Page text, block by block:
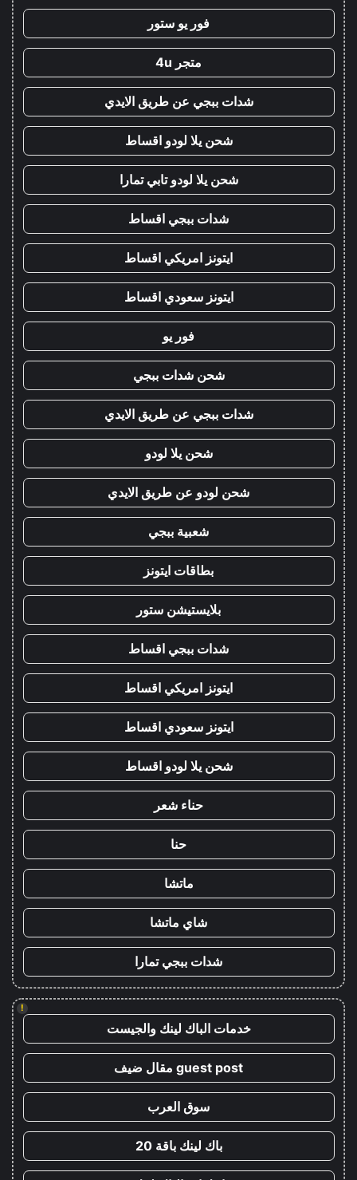
فور يو ستور
متجر 4u
شدات ببجي عن طريق الايدي
شحن يلا لودو اقساط
شحن يلا لودو تابي تمارا
شدات ببجي اقساط
ايتونز امريكي اقساط
ايتونز سعودي اقساط
فور يو
شحن شدات ببجي
شدات ببجي عن طريق الايدي
شحن يلا لودو
شحن لودو عن طريق الايدي
شعبية ببجي
بطاقات ايتونز
بلايستيشن ستور
شدات ببجي اقساط
ايتونز امريكي اقساط
ايتونز سعودي اقساط
شحن يلا لودو اقساط
حناء شعر
حنا
ماتشا
شاي ماتشا
شدات ببجي تمارا
!
خدمات الباك لينك والجيست
guest post مقال ضيف
سوق العرب
باك لينك باقة 20